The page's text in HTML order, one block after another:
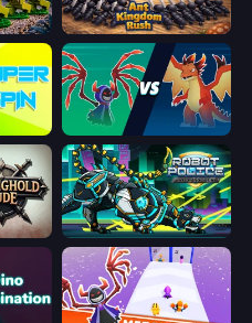
Ant Kingdom Rush
Monster Battle
Robot Police Iron Panther